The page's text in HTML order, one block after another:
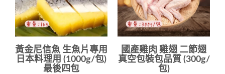
黃金尼信魚 生魚片專用
日本料理用 (1000g/包)
最後四包
國產雞肉 雞翅 二節翅
真空包裝包品質 (300g/
包)